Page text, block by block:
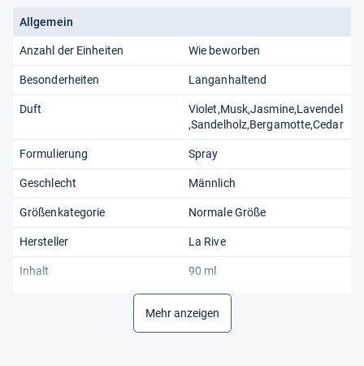
Allgemein
Anzahl der Einheiten Wie beworben
Besonderheiten Langanhaltend
Duft
Violet,Musk,Jasmine,Lavendel
,Sandelholz,Bergamotte,Cedar
Formulierung Spray
Geschlecht Männlich
Größenkategorie Normale Größe
Hersteller La Rive
Inhalt 90 ml
Gesundheit und Schonheit
Aktuell
Mehr anzeigen